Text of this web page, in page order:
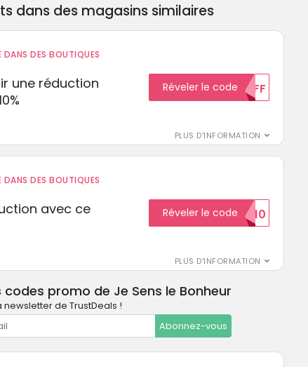
dans des magasins similaires
DANS DES BOUTIQUES
une réduction
PLUS D'INFORMATION
Réveler le code10%OFF
DANS DES BOUTIQUES
avec ce
PLUS D'INFORMATION
Réveler le code
REDUCTION10
codes promo de Je Sens le Bonheur
de TrustDeals !
Abonnez-vous